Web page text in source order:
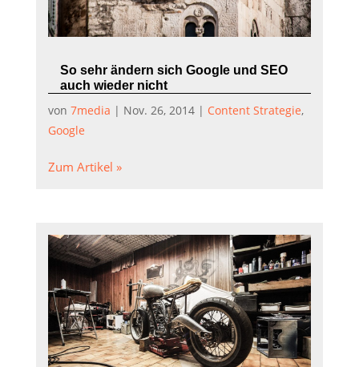
So sehr ändern sich Google und SEO
auch wieder nicht
von 7media | Nov. 26, 2014| Content Strategie,
Google
Zum Artikel »